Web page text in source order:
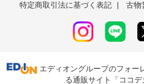
特定商取引法に基づく表記
| 古物
エディオングループのフォー
る通販サイト「ココデ